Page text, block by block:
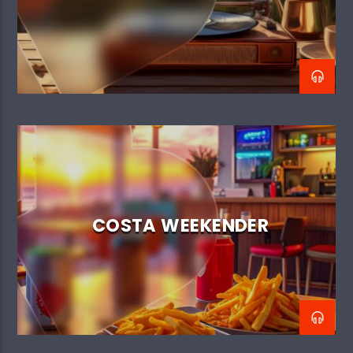
aan wilt vragen, voor wie, en wat het verhaal achter
deze plaat is.
Naam *
Woonplaats
COSTA WEEKENDER